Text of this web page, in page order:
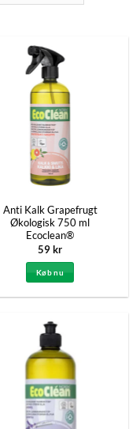
Anti Kalk Grapefrugt
Økologisk 750 ml
Ecoclean®
59kr
Køb nu